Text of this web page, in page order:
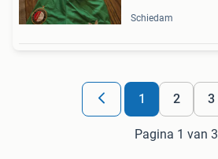
Schiedam
1 2 3
Pagina 1 van 3